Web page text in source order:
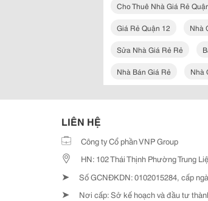
Cho Thuê Nhà Giá Rẻ
Giá Rẻ Quận 12 Nhà
Sửa Nhà Giá Rẻ Rẻ
Nhà Bán Giá Rẻ Nhà
LIÊN HỆ
Công ty Cổ phần VNP Group
HN: 102 Thái Thịnh Phường Trung
➤ Số GCNĐKDN: 0102015284, cấp
➤ Nơi cấp: Sở kế hoạch và đầu tư